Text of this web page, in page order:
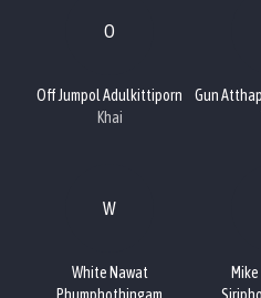
O
Off Jumpol Adulkittiporn
Khai
Gun
W
White Nawat